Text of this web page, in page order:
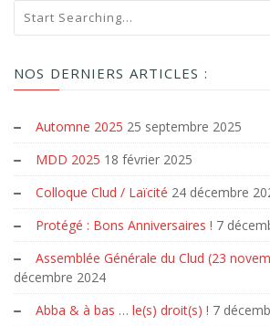
NOS DERNIERS ARTICLES :
Automne 2025 25 septembre 2025
MDD 2025 18 février 2025
Colloque Clud / Laïcité 24 décembre
Protégé : Bons Anniversaires ! 7
Assemblée Générale du Clud (23
décembre 2024
Abba & à bas … le(s) droit(s) ! 7